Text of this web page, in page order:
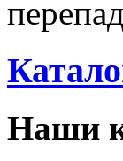
Наши